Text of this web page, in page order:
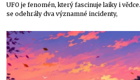
UFO je fenomén, který fascinuje laiky i
se odehrály dva významné incidenty,